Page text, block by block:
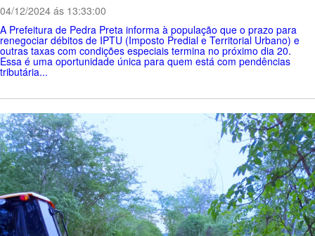
04/12/2024 ás 13:33:00
A Prefeitura de Pedra Preta informa à população que o prazo para
renegociar débitos de IPTU (Imposto Predial e Territorial Urbano) e
outras taxas com condições especiais termina no próximo dia 20.
Essa é uma oportunidade única para quem está com pendências
tributária...